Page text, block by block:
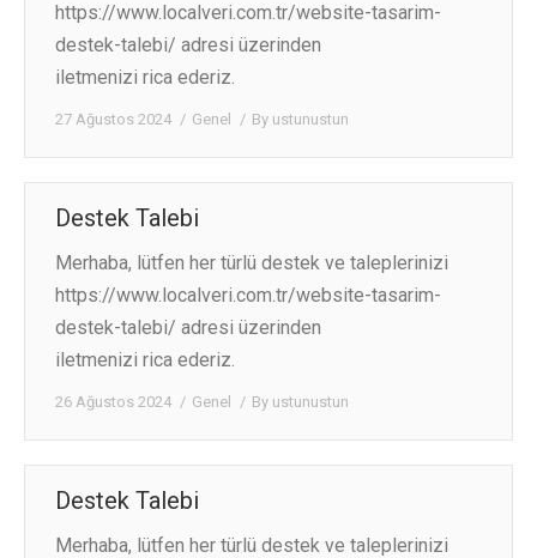
https://www.localveri.com.tr/website-tasarim-
destek-talebi/ adresi üzerinden
iletmenizi rica ederiz.
27 Ağustos 2024 Genel By ustunustun
Destek Talebi
Merhaba, lütfen her türlü destek ve taleplerinizi
https://www.localveri.com.tr/website-tasarim-
destek-talebi/ adresi üzerinden
iletmenizi rica ederiz.
26 Ağustos 2024 Genel By ustunustun
Destek Talebi
Merhaba, lütfen her türlü destek ve taleplerinizi